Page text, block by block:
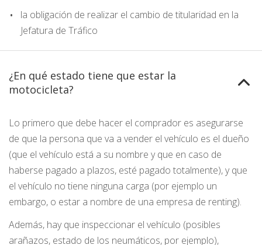
la obligación de realizar el cambio de titularidad en la
Jefatura de Tráfico
¿En qué estado tiene que estar la
motocicleta?
Lo primero que debe hacer el comprador es asegurarse
de que la persona que va a vender el vehículo es el dueño
(que el vehículo está a su nombre y que en caso de
haberse pagado a plazos, esté pagado totalmente), y que
el vehículo no tiene ninguna carga (por ejemplo un
embargo, o estar a nombre de una empresa de renting).
Además, hay que inspeccionar el vehículo (posibles
arañazos, estado de los neumáticos, por ejemplo),